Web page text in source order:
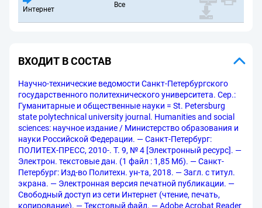
Интернет
Все
ВХОДИТ В СОСТАВ
Научно-технические ведомости Санкт-Петербургского
государственного политехнического университета. Сер.:
Гуманитарные и общественные науки = St. Petersburg
state polytechnical university journal. Humanities and social
sciences: научное издание / Министерство образования и
науки Российской Федерации. — Санкт-Петербург:
ПОЛИТЕХ-ПРЕСС, 2010-. Т. 9, № 4 [Электронный ресурс]. —
Электрон. текстовые дан. (1 файл : 1,85 Мб). — Санкт-
Петербург: Изд-во Политехн. ун-та, 2018. — Загл. с титул.
экрана. — Электронная версия печатной публикации. —
Свободный доступ из сети Интернет (чтение, печать,
копирование). — Текстовый файл. — Adobe Acrobat Reader